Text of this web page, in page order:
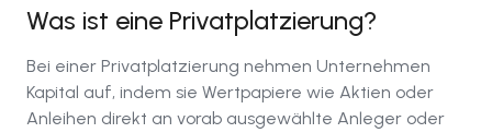
Was ist eine Privatplatzierung?
Bei einer Privatplatzierung nehmen Unternehmen
Kapital auf, indem sie Wertpapiere wie Aktien oder
Anleihen direkt an vorab ausgewählte Anleger oder